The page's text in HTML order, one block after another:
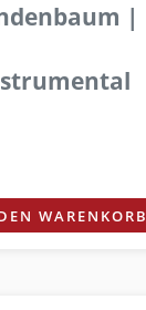
|
WARENKORB